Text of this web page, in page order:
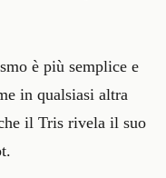
è più semplice e
in qualsiasi altra
il Tris rivela il suo